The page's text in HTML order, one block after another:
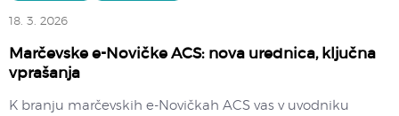
18. 3. 2026
Marčevske e-Novičke ACS: nova urednica, ključna
vprašanja
K branju marčevskih e-Novičkah ACS vas v uvodniku